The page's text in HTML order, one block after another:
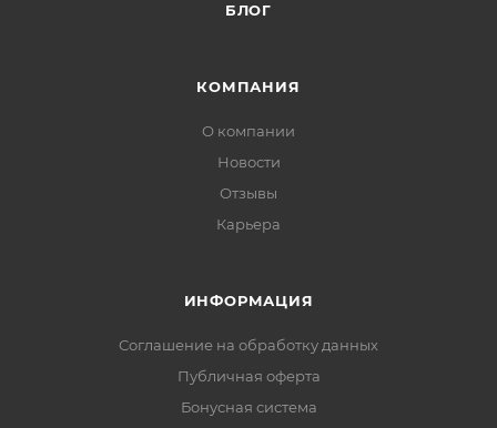
БЛОГ
КОМПАНИЯ
О компании
Новости
Отзывы
Карьера
ИНФОРМАЦИЯ
Соглашение на обработку данных
Публичная оферта
Бонусная система